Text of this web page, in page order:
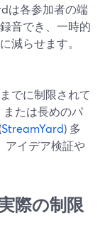
は各参加者の端
音でき、一時的
減らせます。
でに制限されて
たは長めのパ
StreamYard) 多
アイデア検証や
際の制限